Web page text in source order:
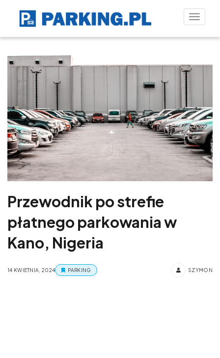
Toggle
Przewodnik po strefie
płatnego parkowania w
Kano, Nigeria
14 KWIETNIA, 2024 PARKING SZYMON